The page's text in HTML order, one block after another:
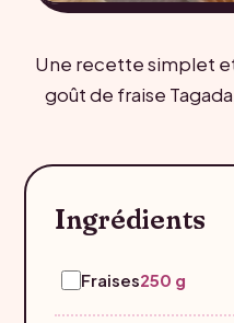
Une recette simplet
goût de fraise
Ingrédients
Fraises250 g